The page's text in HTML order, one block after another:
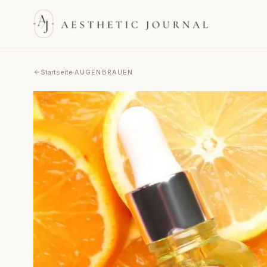
Startseite·AUGENBRAUEN